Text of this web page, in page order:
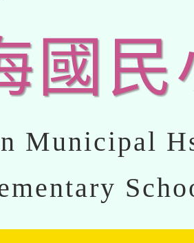
國民
Municipal